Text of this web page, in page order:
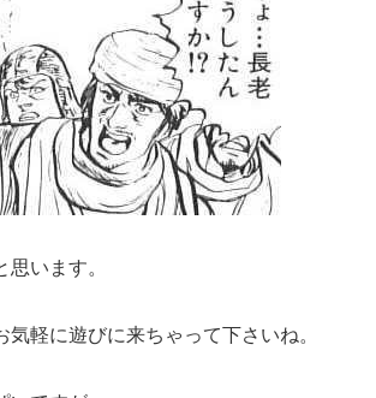
います。
気軽に遊びに来ちゃって下さいね。